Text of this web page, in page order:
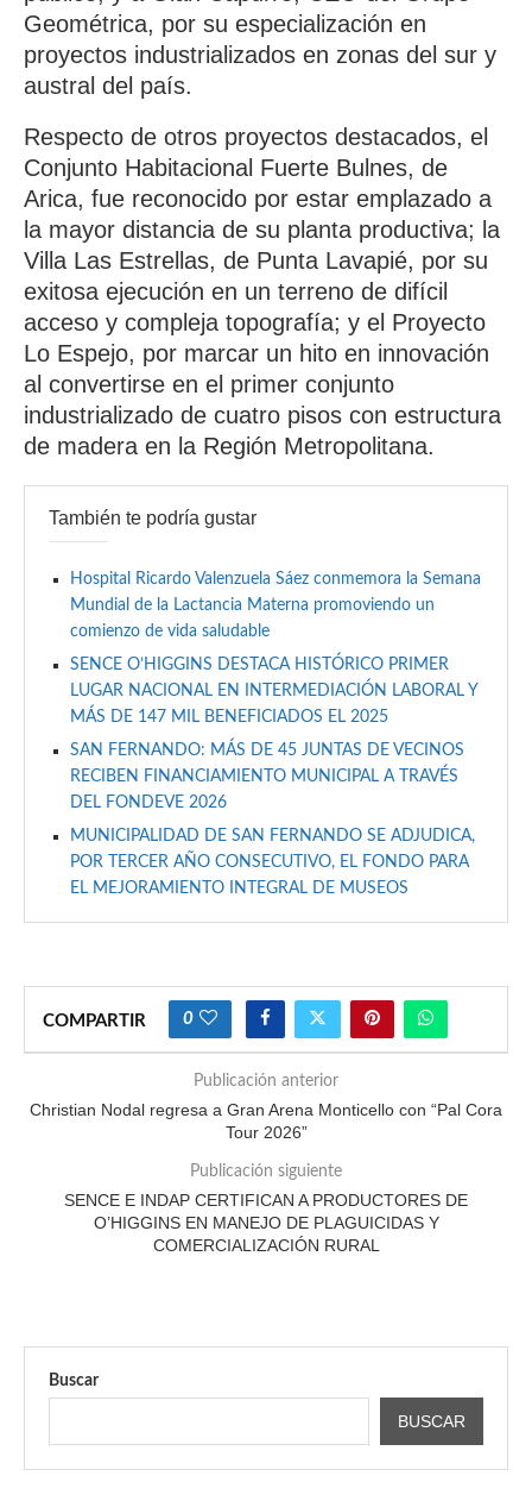
Geométrica, por su especialización en
proyectos industrializados en zonas del sur y
austral del país.
Respecto de otros proyectos destacados, el
Conjunto Habitacional Fuerte Bulnes, de
Arica, fue reconocido por estar emplazado a
la mayor distancia de su planta productiva; la
Villa Las Estrellas, de Punta Lavapié, por su
exitosa ejecución en un terreno de difícil
acceso y compleja topografía; y el Proyecto
Lo Espejo, por marcar un hito en innovación
al convertirse en el primer conjunto
industrializado de cuatro pisos con estructura
de madera en la Región Metropolitana.
También te podría gustar
Hospital Ricardo Valenzuela Sáez conmemora la Semana
Mundial de la Lactancia Materna promoviendo un
comienzo de vida saludable
SENCE O’HIGGINS DESTACA HISTÓRICO PRIMER
LUGAR NACIONAL EN INTERMEDIACIÓN LABORAL Y
MÁS DE 147 MIL BENEFICIADOS EL 2025
SAN FERNANDO: MÁS DE 45 JUNTAS DE VECINOS
RECIBEN FINANCIAMIENTO MUNICIPAL A TRAVÉS
DEL FONDEVE 2026
MUNICIPALIDAD DE SAN FERNANDO SE ADJUDICA,
POR TERCER AÑO CONSECUTIVO, EL FONDO PARA
EL MEJORAMIENTO INTEGRAL DE MUSEOS
COMPARTIR 0
Publicación anterior
Christian Nodal regresa a Gran Arena Monticello con “Pal Cora
Tour 2026”
Publicación siguiente
SENCE E INDAP CERTIFICAN A PRODUCTORES DE
O’HIGGINS EN MANEJO DE PLAGUICIDAS Y
COMERCIALIZACIÓN RURAL
Buscar
BUSCAR